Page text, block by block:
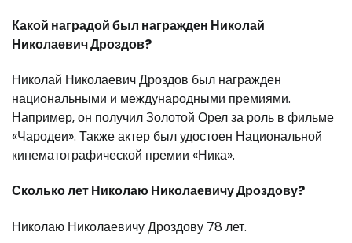
Какой наградой был награжден Николай
Николаевич Дроздов?
Николай Николаевич Дроздов был награжден
национальными и международными премиями.
Например, он получил Золотой Орел за роль в фильме
«Чародеи». Также актер был удостоен Национальной
кинематографической премии «Ника».
Сколько лет Николаю Николаевичу Дроздову?
Николаю Николаевичу Дроздову 78 лет.